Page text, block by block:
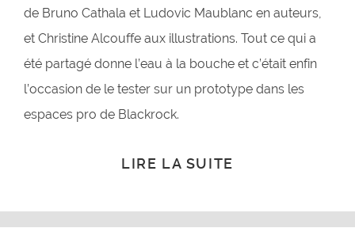
de Bruno Cathala et Ludovic Maublanc en auteurs,
et Christine Alcouffe aux illustrations. Tout ce qui a
été partagé donne l’eau à la bouche et c’était enfin
l’occasion de le tester sur un prototype dans les
espaces pro de Blackrock.
LIRE LA SUITE